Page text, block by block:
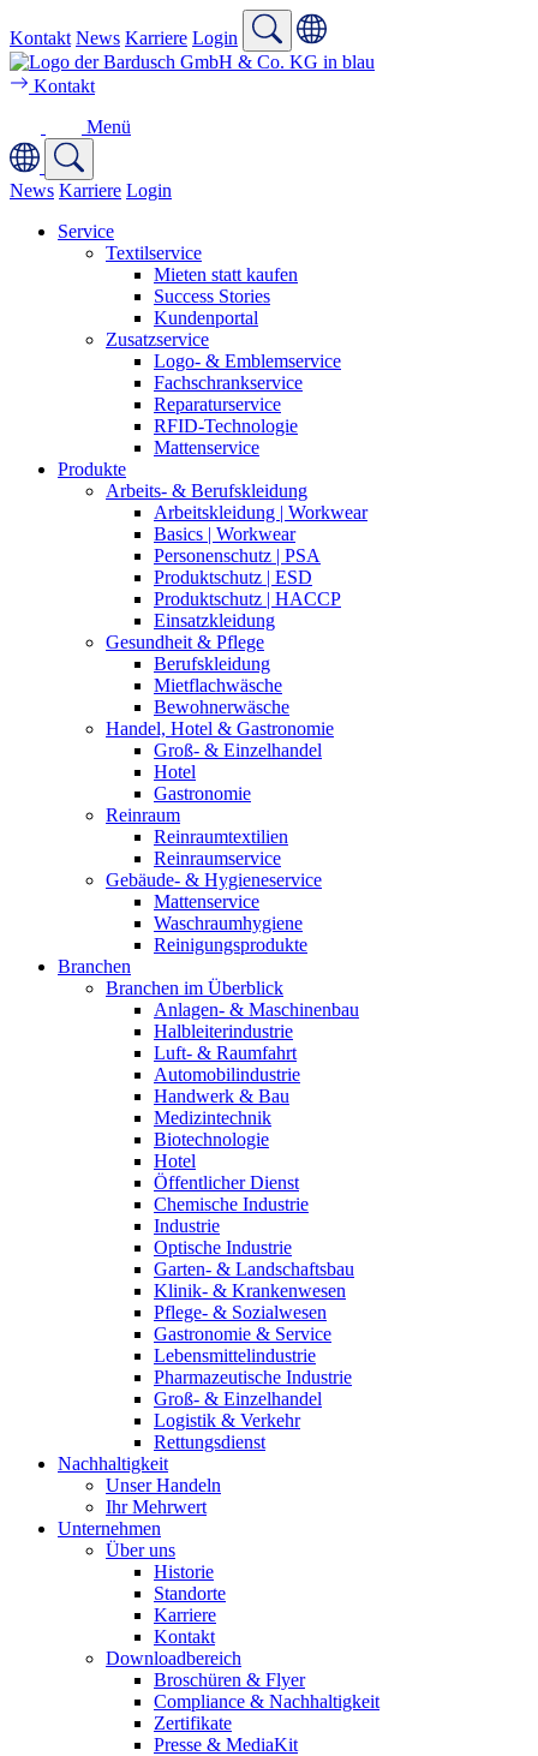
Kontakt News Karriere Login
Kontakt
Menü
News Karriere Login
Service
Textilservice
Mieten statt kaufen
Success Stories
Kundenportal
Zusatzservice
Logo- & Emblemservice
Fachschrankservice
Reparaturservice
RFID-Technologie
Mattenservice
Produkte
Arbeits- & Berufskleidung
Arbeitskleidung | Workwear
Basics | Workwear
Personenschutz | PSA
Produktschutz | ESD
Produktschutz | HACCP
Einsatzkleidung
Gesundheit & Pflege
Berufskleidung
Mietflachwäsche
Bewohnerwäsche
Handel, Hotel & Gastronomie
Groß- & Einzelhandel
Hotel
Gastronomie
Reinraum
Reinraumtextilien
Reinraumservice
Gebäude- & Hygieneservice
Mattenservice
Waschraumhygiene
Reinigungsprodukte
Branchen
Branchen im Überblick
Anlagen- & Maschinenbau
Halbleiterindustrie
Luft- & Raumfahrt
Automobilindustrie
Handwerk & Bau
Medizintechnik
Biotechnologie
Hotel
Öffentlicher Dienst
Chemische Industrie
Industrie
Optische Industrie
Garten- & Landschaftsbau
Klinik- & Krankenwesen
Pflege- & Sozialwesen
Gastronomie & Service
Lebensmittelindustrie
Pharmazeutische Industrie
Groß- & Einzelhandel
Logistik & Verkehr
Rettungsdienst
Nachhaltigkeit
Unser Handeln
Ihr Mehrwert
Unternehmen
Über uns
Historie
Standorte
Karriere
Kontakt
Downloadbereich
Broschüren & Flyer
Compliance & Nachhaltigkeit
Zertifikate
Presse & MediaKit